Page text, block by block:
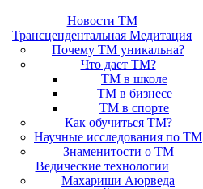
Новости ТМ
Трансцендентальная Медитация
Почему ТМ уникальна?
Что дает ТМ?
ТМ в школе
ТМ в бизнесе
ТМ в спорте
Как обучиться ТМ?
Научные исследования по ТМ
Знаменитости о ТМ
Ведические технологии
Махариши Аюрведа